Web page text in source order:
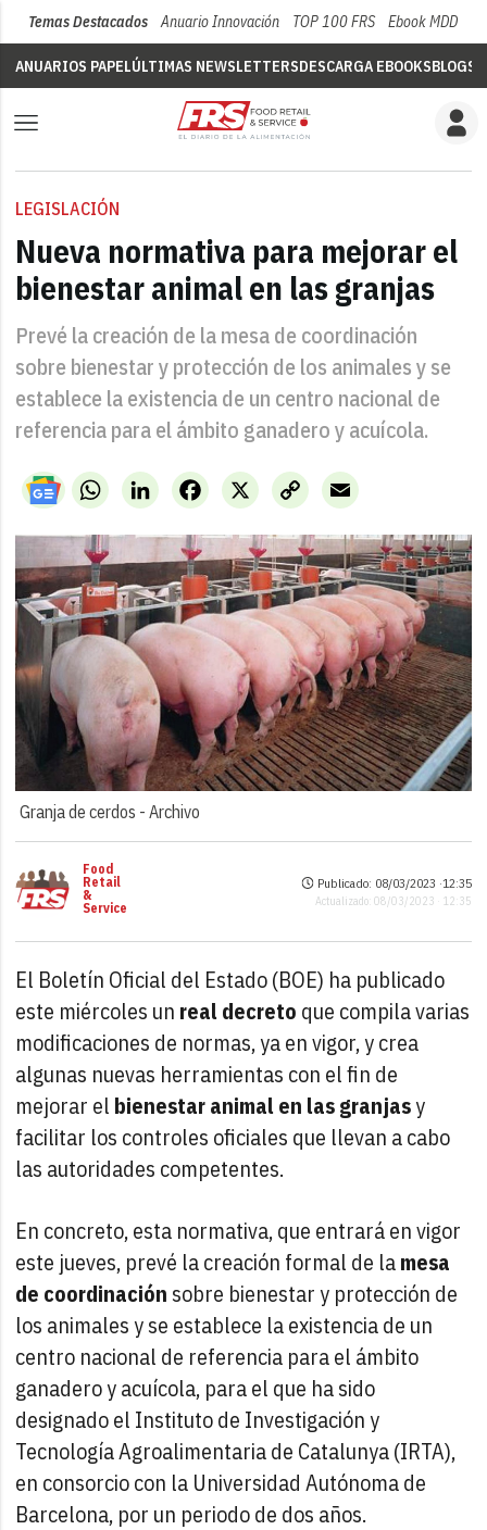
Temas Destacados Anuario Innovación TOP 100 FRS Ebook MDD
ANUARIOS PAPELÚLTIMAS NEWSLETTERSDESCARGA EBOOKSBLOGS
LEGISLACIÓN
Nueva normativa para mejorar el
bienestar animal en las granjas
Prevé la creación de la mesa de coordinación
sobre bienestar y protección de los animales y se
establece la existencia de un centro nacional de
referencia para el ámbito ganadero y acuícola.
WhatsAppLinkedIn X
Facebook
Copy
Link
Email
Granja de cerdos -Archivo
Food
Retail
&
Service
Publicado: 08/03/2023 ·12:35
Actualizado: 08/03/2023 · 12:35
El Boletín Oficial del Estado (BOE) ha publicado
este miércoles un real decreto que compila varias
modificaciones de normas, ya en vigor, y crea
algunas nuevas herramientas con el fin de
mejorar el bienestar animal en las granjasy
facilitar los controles oficiales que llevan a cabo
las autoridades competentes.
En concreto, esta normativa, que entrará en vigor
este jueves, prevé la creación formal de lamesa
de coordinación sobre bienestar y protección de
los animales y se establece la existencia de un
centro nacional de referencia para el ámbito
ganadero y acuícola, para el que ha sido
designado el Instituto de Investigación y
Tecnología Agroalimentaria de Catalunya (IRTA),
en consorcio con la Universidad Autónoma de
Barcelona, por un periodo de dos años.